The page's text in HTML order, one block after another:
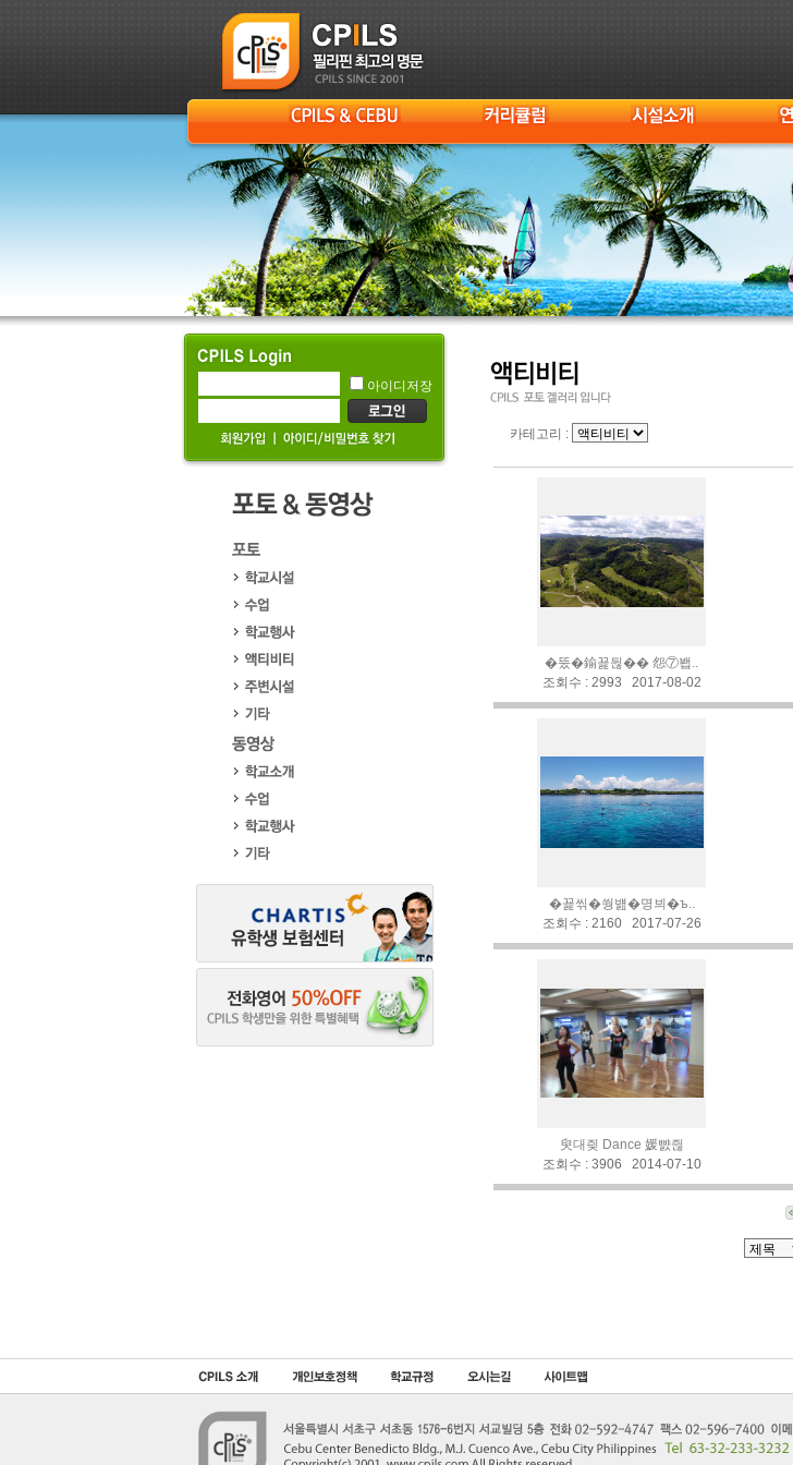
아이디저장
카테고리 :
�뚰�鍮꾩뒪�� 怨⑦봽..
조회수 : 2993 2017-08-02
�꾩씪�쒕뱶�명븨�ъ..
조회수 : 2160 2017-07-26
臾대즺 Dance 媛뺤쥖
조회수 : 3906 2014-07-10